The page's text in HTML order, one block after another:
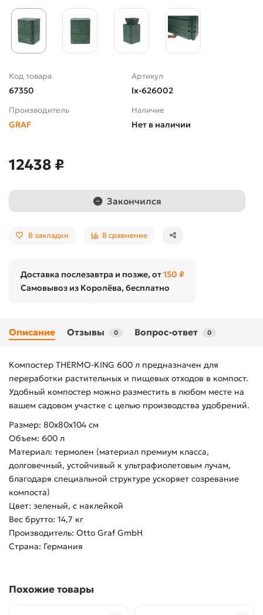
Код товара
67350
Артикул
lx-626002
Производитель
GRAF
Наличие
Нет в наличии
12438 ₽
Закончился
В закладки В сравнение
Доставка послезавтра и позже, от150 ₽
Самовывоз из Королёва, бесплатно
Описание Отзывы 0 Вопрос-ответ 0
Компостер THERMO-KING 600 л предназначен для
переработки растительных и пищевых отходов в компост.
Удобный компостер можно разместить в любом месте на
вашем садовом участке с целью производства удобрений.
Размер: 80х80х104 см
Объем: 600 л
Материал: термолен (материал премиум класса,
долговечный, устойчивый к ультрафиолетовым лучам,
благодаря специальной структуре ускоряет созревание
компоста)
Цвет: зеленый, с наклейкой
Вес брутто: 14,7 кг
Производитель: Otto Graf GmbH
Страна: Германия
Похожие товары